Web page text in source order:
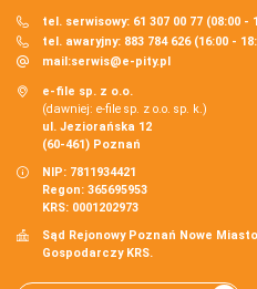
tel. serwisowy: 61 307 00 77 (08:00 -
tel. awaryjny: 883 784 626 (16:00 -
mail:serwis@e-pity.pl
e-file sp. z o.o.
(dawniej: e-file sp. z o.o. sp. k.)
ul. Jeziorańska 12
(60-461) Poznań
NIP: 7811934421
Regon: 365695953
KRS: 0001202973
Sąd Rejonowy Poznań Nowe
Gospodarczy KRS.